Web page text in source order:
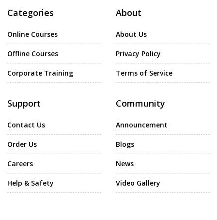
Categories
Online Courses
Offline Courses
Corporate Training
About
About Us
Privacy Policy
Terms of Service
Support
Contact Us
Order Us
Careers
Help & Safety
Community
Announcement
Blogs
News
Video Gallery